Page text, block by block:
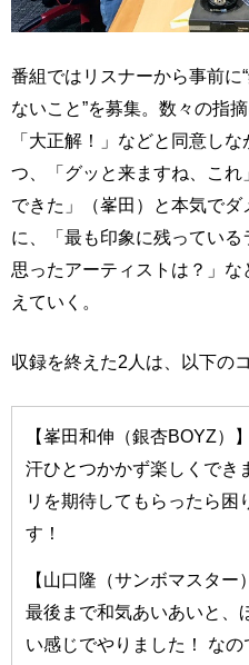
番組ではリスナーから事前に
ないこと”を募集。数々の指
「大正解！」などと同意し
つ、「グッと来ますね、こ
できた」（峯田）と本気で
に、「最も印象に残ってい
思ったアーティストは？」
えていく。
収録を終えた2人は、以下の
【峯田和伸（銀杏BOYZ）】
汗ひとつかかず楽しくでき
リを期待してもらったら困
す！
【山口隆（サンボマスター
最後まで和気あいあいと、
い感じでやりました！ な